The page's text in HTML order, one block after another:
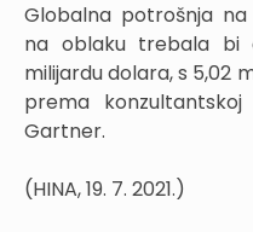
Globalna potrošnja
na oblaku trebala bi
milijardu dolara, s 5,02
prema
Gartner.
(HINA, 19. 7. 2021.)